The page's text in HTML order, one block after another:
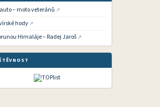
– moto veteránů
hody
Himaláje – Radej Jaroš